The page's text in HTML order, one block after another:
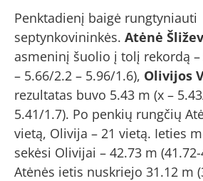
Penktadienį baigė rungtyniauti
septynkovininkės. Atėnė
asmeninį šuolio į tolį rekordą –
– 5.66/2.2 – 5.96/1.6), Olivijos
rezultatas buvo 5.43 m (x –
5.41/1.7). Po penkių rungčių
vietą, Olivija – 21 vietą. Ieties
sekėsi Olivijai – 42.73 m
Atėnės ietis nuskriejo 31.12 m